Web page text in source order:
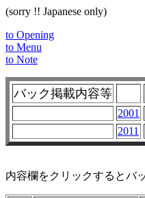
(sorry !! Japanese only)
to Opening
to Menu
to Note
バック掲載内容等
2001
2011
内容欄をクリックするとバ